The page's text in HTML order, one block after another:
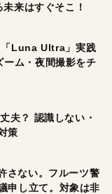
来はすぐそこ！
Luna Ultra」実践
ム・夜間撮影をチ
夫？ 認識しない・
策
さない。フルーツ警
申し立て。対象は非